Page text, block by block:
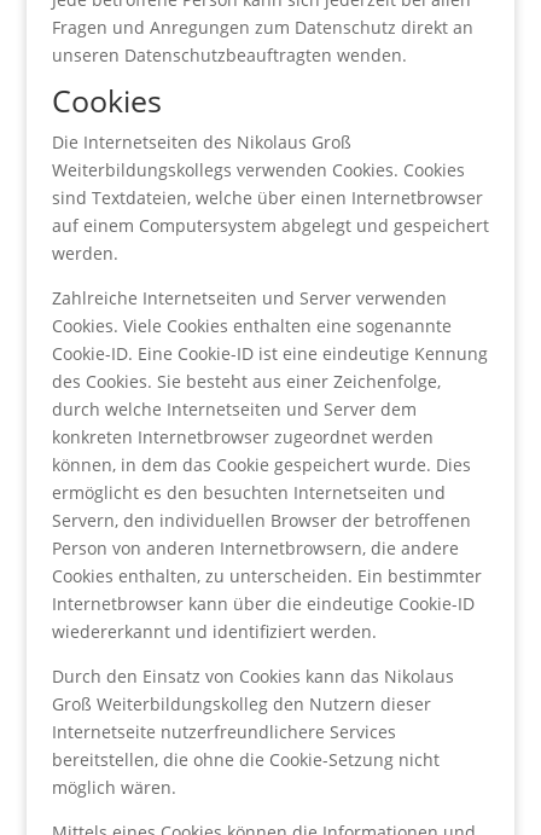
Fragen und Anregungen zum Datenschutz direkt an
unseren Datenschutzbeauftragten wenden.
Cookies
Die Internetseiten des Nikolaus Groß
Weiterbildungskollegs verwenden Cookies. Cookies
sind Textdateien, welche über einen Internetbrowser
auf einem Computersystem abgelegt und gespeichert
werden.
Zahlreiche Internetseiten und Server verwenden
Cookies. Viele Cookies enthalten eine sogenannte
Cookie-ID. Eine Cookie-ID ist eine eindeutige Kennung
des Cookies. Sie besteht aus einer Zeichenfolge,
durch welche Internetseiten und Server dem
konkreten Internetbrowser zugeordnet werden
können, in dem das Cookie gespeichert wurde. Dies
ermöglicht es den besuchten Internetseiten und
Servern, den individuellen Browser der betroffenen
Person von anderen Internetbrowsern, die andere
Cookies enthalten, zu unterscheiden. Ein bestimmter
Internetbrowser kann über die eindeutige Cookie-ID
wiedererkannt und identifiziert werden.
Durch den Einsatz von Cookies kann das Nikolaus
Groß Weiterbildungskolleg den Nutzern dieser
Internetseite nutzerfreundlichere Services
bereitstellen, die ohne die Cookie-Setzung nicht
möglich wären.